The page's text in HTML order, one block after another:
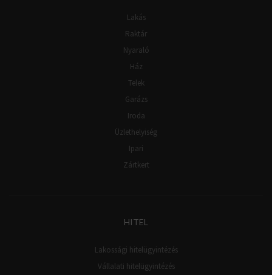
Lakás
Raktár
Nyaraló
Ház
Telek
Garázs
Iroda
Üzlethelyiség
Ipari
Zártkert
HITEL
Lakossági hitelügyintézés
Vállalati hitelügyintézés